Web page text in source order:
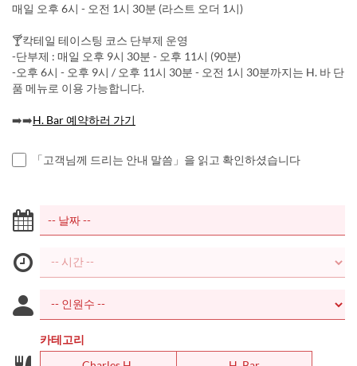
매일 오후 6시 - 오전 1시 30분 (라스트 오더 1시)
🍸칵테일 테이스팅 코스 단부제 운영
-단부제 : 매일 오후 9시 30분 - 오후 11시 (90분)
-오후 6시 - 오후 9시 / 오후 11시 30분 - 오전 1시 30분까지는 H. 바 단
품 메뉴로 이용 가능합니다.
➡️➡️H. Bar 예약하러 가기
「고객님께 드리는 안내 말씀」을 읽고 확인하셨습니다
카테고리